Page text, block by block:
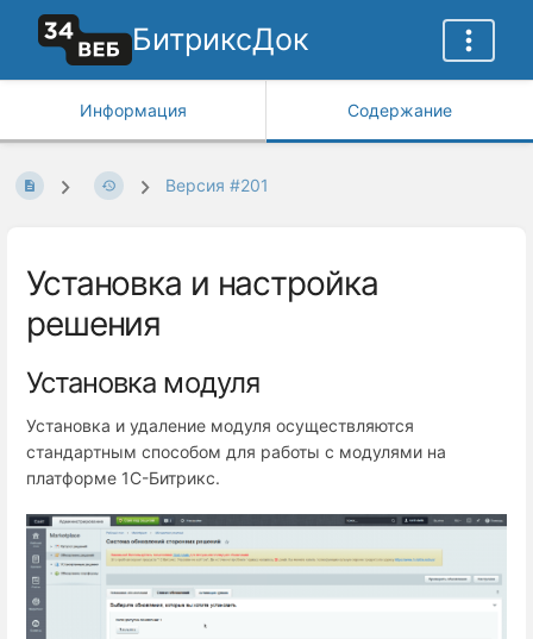
БитриксДок
Информация Содержание
Версия #201
Установка и настройка
решения
Установка модуля
Установка и удаление модуля осуществляются
стандартным способом для работы с модулями на
платформе 1С-Битрикс.